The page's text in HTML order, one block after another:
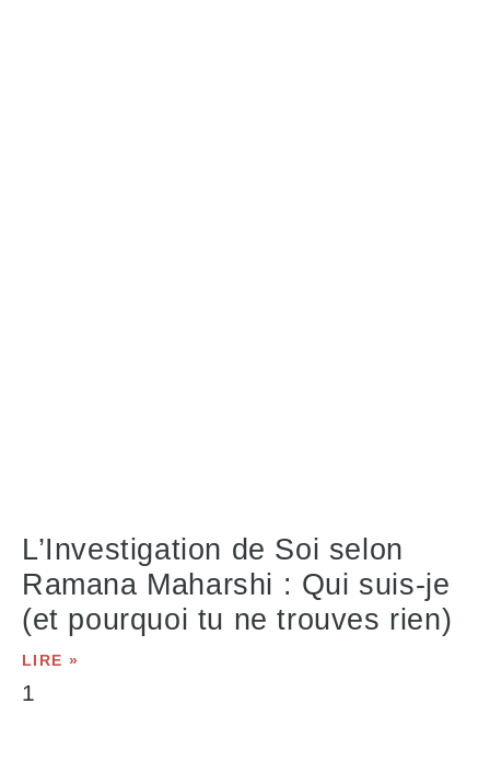
L’Investigation de Soi selon
Ramana Maharshi : Qui suis-je
(et pourquoi tu ne trouves rien)
LIRE »